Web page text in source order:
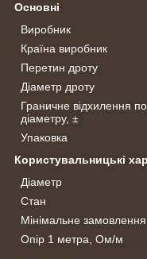
Основні
Виробник
Країна виробник
Перетин дроту
Діаметр дроту
Граничне відхилення по
діаметру, ±
Упаковка
Користувальницькі
Діаметр
Стан
Мінімальне замовлення
Опір 1 метра, Ом/м